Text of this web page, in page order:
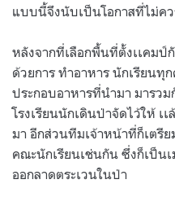
แบบนี้จึงนับเป็นโอกาสที่ไม่ค
หลังจากที่เลือกพื้นที่ตั้งเเคมป์
ด้วยการ ทำอาหาร นักเรียนทุ
ประกอบอาหารที่นำมา มารว
โรงเรียนนักเดินป่าจัดไว้ให้ เ
มา อีกส่วนทีมเจ้าหน้าที่ก็เตรี
คณะนักเรียนเช่นกัน ซึ่งก็เป็น
ออกลาดตระเวนในป่า